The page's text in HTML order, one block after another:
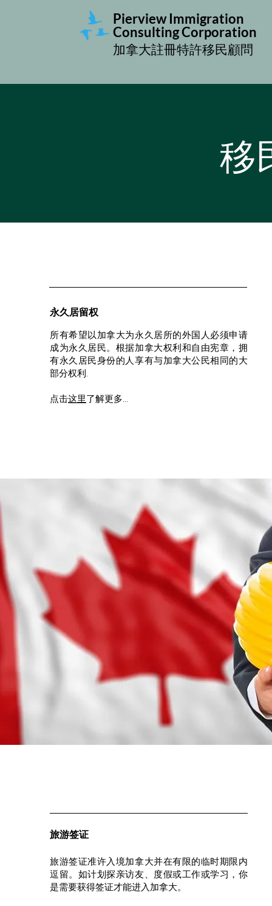
Pierview Immigration
Consulting Corporation
加拿大註冊特許移民顧問
移
永久居留权
所有希望以加拿大为永久居所的外国人必须申请
成为永久居民。根据加拿大权利和自由宪章，拥
有永久居民身份的人享有与加拿大公民相同的大
部分权利.
点击这里了解更多...
旅游签证
旅游签证准许入境加拿大并在有限的临时期限内
逗留。如计划探亲访友、度假或工作或学习，你
是需要获得签证才能进入加拿大。